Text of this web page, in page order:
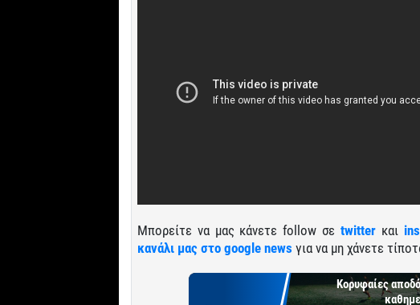
Μπορείτε να μας κάνετε follow σε twitter και
κανάλι μας στο google news για να μη χάνετε
Κορυφαίες